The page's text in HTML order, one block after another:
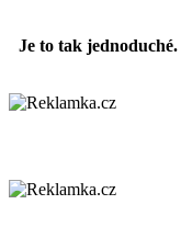
Je to tak jednoduché.